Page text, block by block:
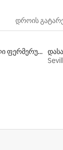
დროის
დასაქირავებელი ფერმერული საცხოვრებლები